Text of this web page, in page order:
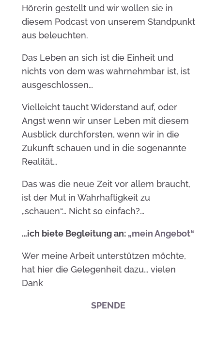
Hörerin gestellt und wir wollen sie in
diesem Podcast von unserem Standpunkt
aus beleuchten.
Das Leben an sich ist die Einheit und
nichts von dem was wahrnehmbar ist, ist
ausgeschlossen…
Vielleicht taucht Widerstand auf, oder
Angst wenn wir unser Leben mit diesem
Ausblick durchforsten, wenn wir in die
Zukunft schauen und in die sogenannte
Realität…
Das was die neue Zeit vor allem braucht,
ist der Mut in Wahrhaftigkeit zu
„schauen“… Nicht so einfach?…
…ich biete Begleitung an: „mein Angebot“
Wer meine Arbeit unterstützen möchte,
hat hier die Gelegenheit dazu… vielen
Dank
SPENDE